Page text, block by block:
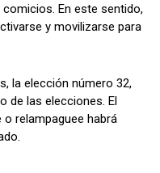
En este sentido,
y movilizarse para
la elección número 32,
de las elecciones. El
o relampaguee habrá